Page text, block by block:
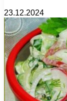
23.12.2024